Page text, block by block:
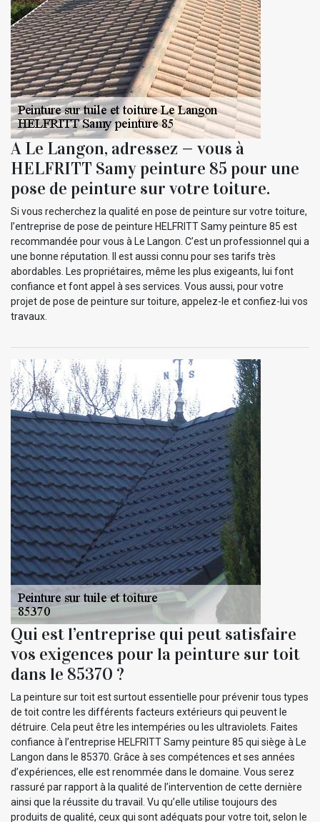
A Le Langon, adressez — vous à
HELFRITT Samy peinture 85 pour une
pose de peinture sur votre toiture.
Si vous recherchez la qualité en pose de peinture sur votre toiture,
l’entreprise de pose de peinture HELFRITT Samy peinture 85 est
recommandée pour vous à Le Langon. C’est un professionnel qui a
une bonne réputation. Il est aussi connu pour ses tarifs très
abordables. Les propriétaires, même les plus exigeants, lui font
confiance et font appel à ses services. Vous aussi, pour votre
projet de pose de peinture sur toiture, appelez-le et confiez-lui vos
travaux.
Qui est l’entreprise qui peut satisfaire
vos exigences pour la peinture sur toit
dans le 85370 ?
La peinture sur toit est surtout essentielle pour prévenir tous types
de toit contre les différents facteurs extérieurs qui peuvent le
détruire. Cela peut être les intempéries ou les ultraviolets. Faites
confiance à l’entreprise HELFRITT Samy peinture 85 qui siège à Le
Langon dans le 85370. Grâce à ses compétences et ses années
d’expériences, elle est renommée dans le domaine. Vous serez
rassuré par rapport à la qualité de l’intervention de cette dernière
ainsi que la réussite du travail. Vu qu’elle utilise toujours des
produits de qualité, ceux qui sont adéquats pour votre toit, selon le